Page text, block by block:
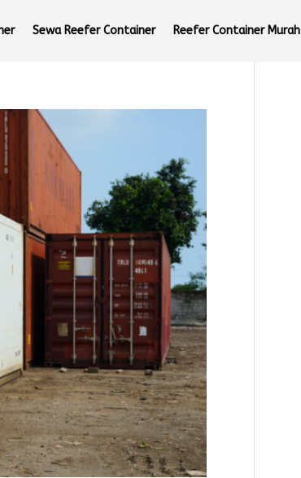
Sewa Reefer Container Reefer Container Murah